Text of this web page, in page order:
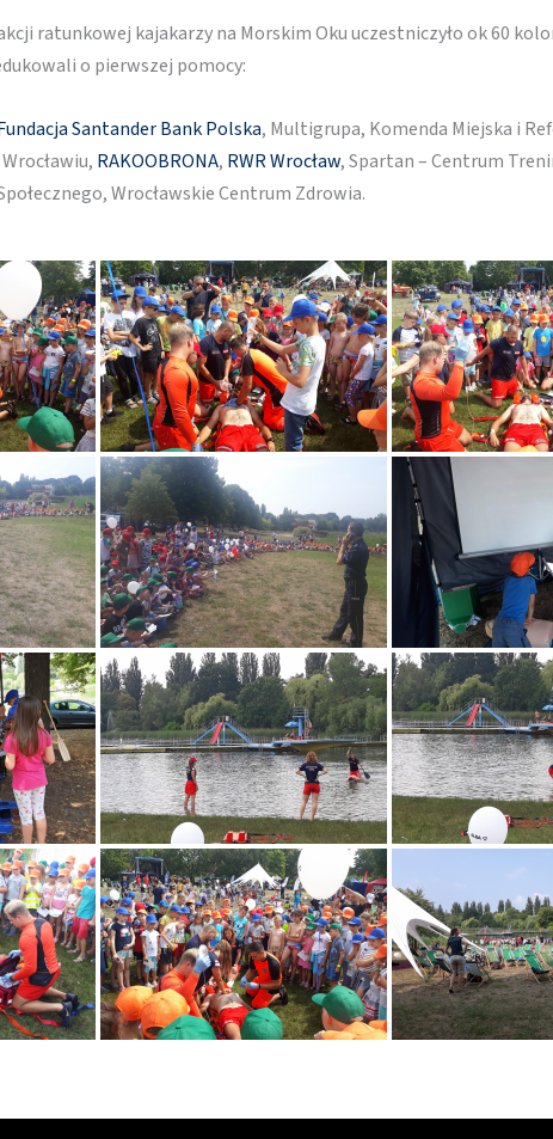
ratunkowej kajakarzy na Morskim Oku uczestniczyło ok 60
o pierwszej pomocy:
Santander Bank Polska, Multigrupa, Komenda Miejska i
RAKOOBRONA, RWR Wrocław, Spartan – Centrum
Wrocławskie Centrum Zdrowia.